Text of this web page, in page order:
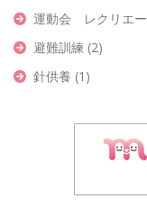
運動会 レクリエ
避難訓練 (2)
針供養 (1)